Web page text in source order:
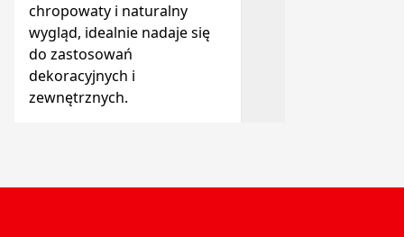
chropowaty i naturalny
wygląd, idealnie nadaje się
do zastosowań
dekoracyjnych i
zewnętrznych.